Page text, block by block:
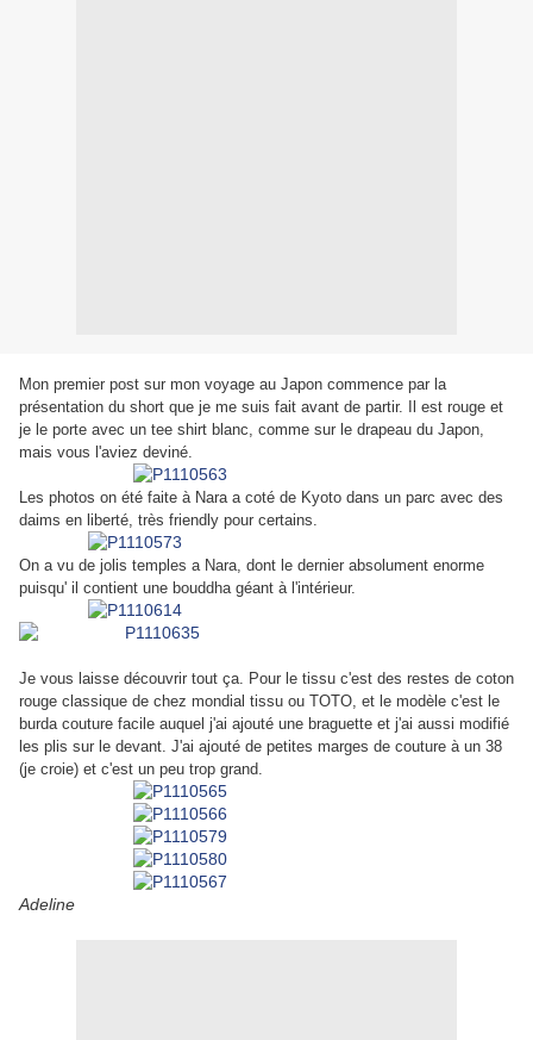
Mon premier post sur mon voyage au Japon commence par la
présentation du short que je me suis fait avant de partir. Il est rouge et
je le porte avec un tee shirt blanc, comme sur le drapeau du Japon,
mais vous l'aviez deviné.
Les photos on été faite à Nara a coté de Kyoto dans un parc avec des
daims en liberté, très friendly pour certains.
On a vu de jolis temples a Nara, dont le dernier absolument enorme
puisqu' il contient une bouddha géant à l'intérieur.
Je vous laisse découvrir tout ça. Pour le tissu c'est des restes de coton
rouge classique de chez mondial tissu ou TOTO, et le modèle c'est le
burda couture facile auquel j'ai ajouté une braguette et j'ai aussi modifié
les plis sur le devant. J'ai ajouté de petites marges de couture à un 38
(je croie) et c'est un peu trop grand.
Adeline